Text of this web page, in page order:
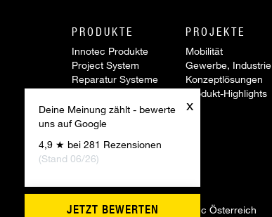
x
Deine Meinung zählt - bewerte
uns auf Google
4,9 ★ bei 281 Rezensionen
(Stand 06/26)
JETZT BEWERTEN
PRODUKTE
Innotec Produkte
Project System
Reparatur Systeme
Zubehör
Sonderartikel
Innovationen
PROJEKTE
Mobilität
Gewerbe, Industrie
Konzeptlösungen
Produkt-Highlights
©2026 Firmengruppe Innotec Österreich